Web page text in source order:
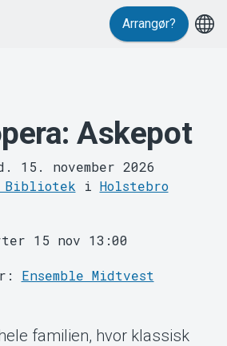
Arrangør?
Askepot
15. november 2026
Bibliotek i Holstebro
15 nov 13:00
Ensemble Midtvest
familien, hvor klassisk